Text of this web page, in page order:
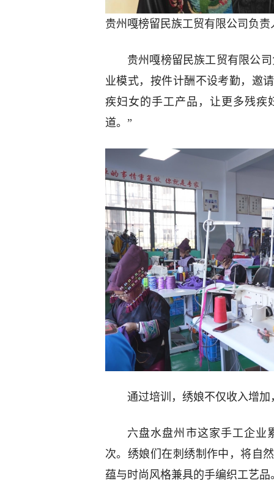
贵州嘎榜留民族工贸有限公司负责
贵州嘎榜留民族工贸有限公
业模式，按件计酬不设考勤，邀
疾妇女的手工产品，让更多残疾
道。”
通过培训，绣娘不仅收入增
六盘水盘州市这家手工企业
次。绣娘们在刺绣制作中，将自
蕴与时尚风格兼具的手编织工艺品